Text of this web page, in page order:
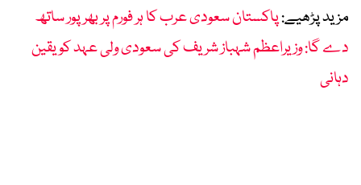
مزید پڑھیے:پاکستان سعودی عرب کا ہر فورم پر بھرپور ساتھ
دے گا: وزیراعظم شہباز شریف کی سعودی ولی عہد کو یقین
دہانی